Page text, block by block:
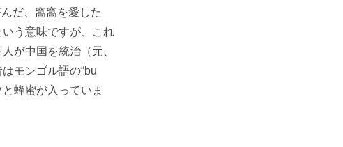
だ、窩窩を愛した
う意味ですが、これ
が中国を統治（元、
モンゴル語の“bu
蜂蜜が入っていま